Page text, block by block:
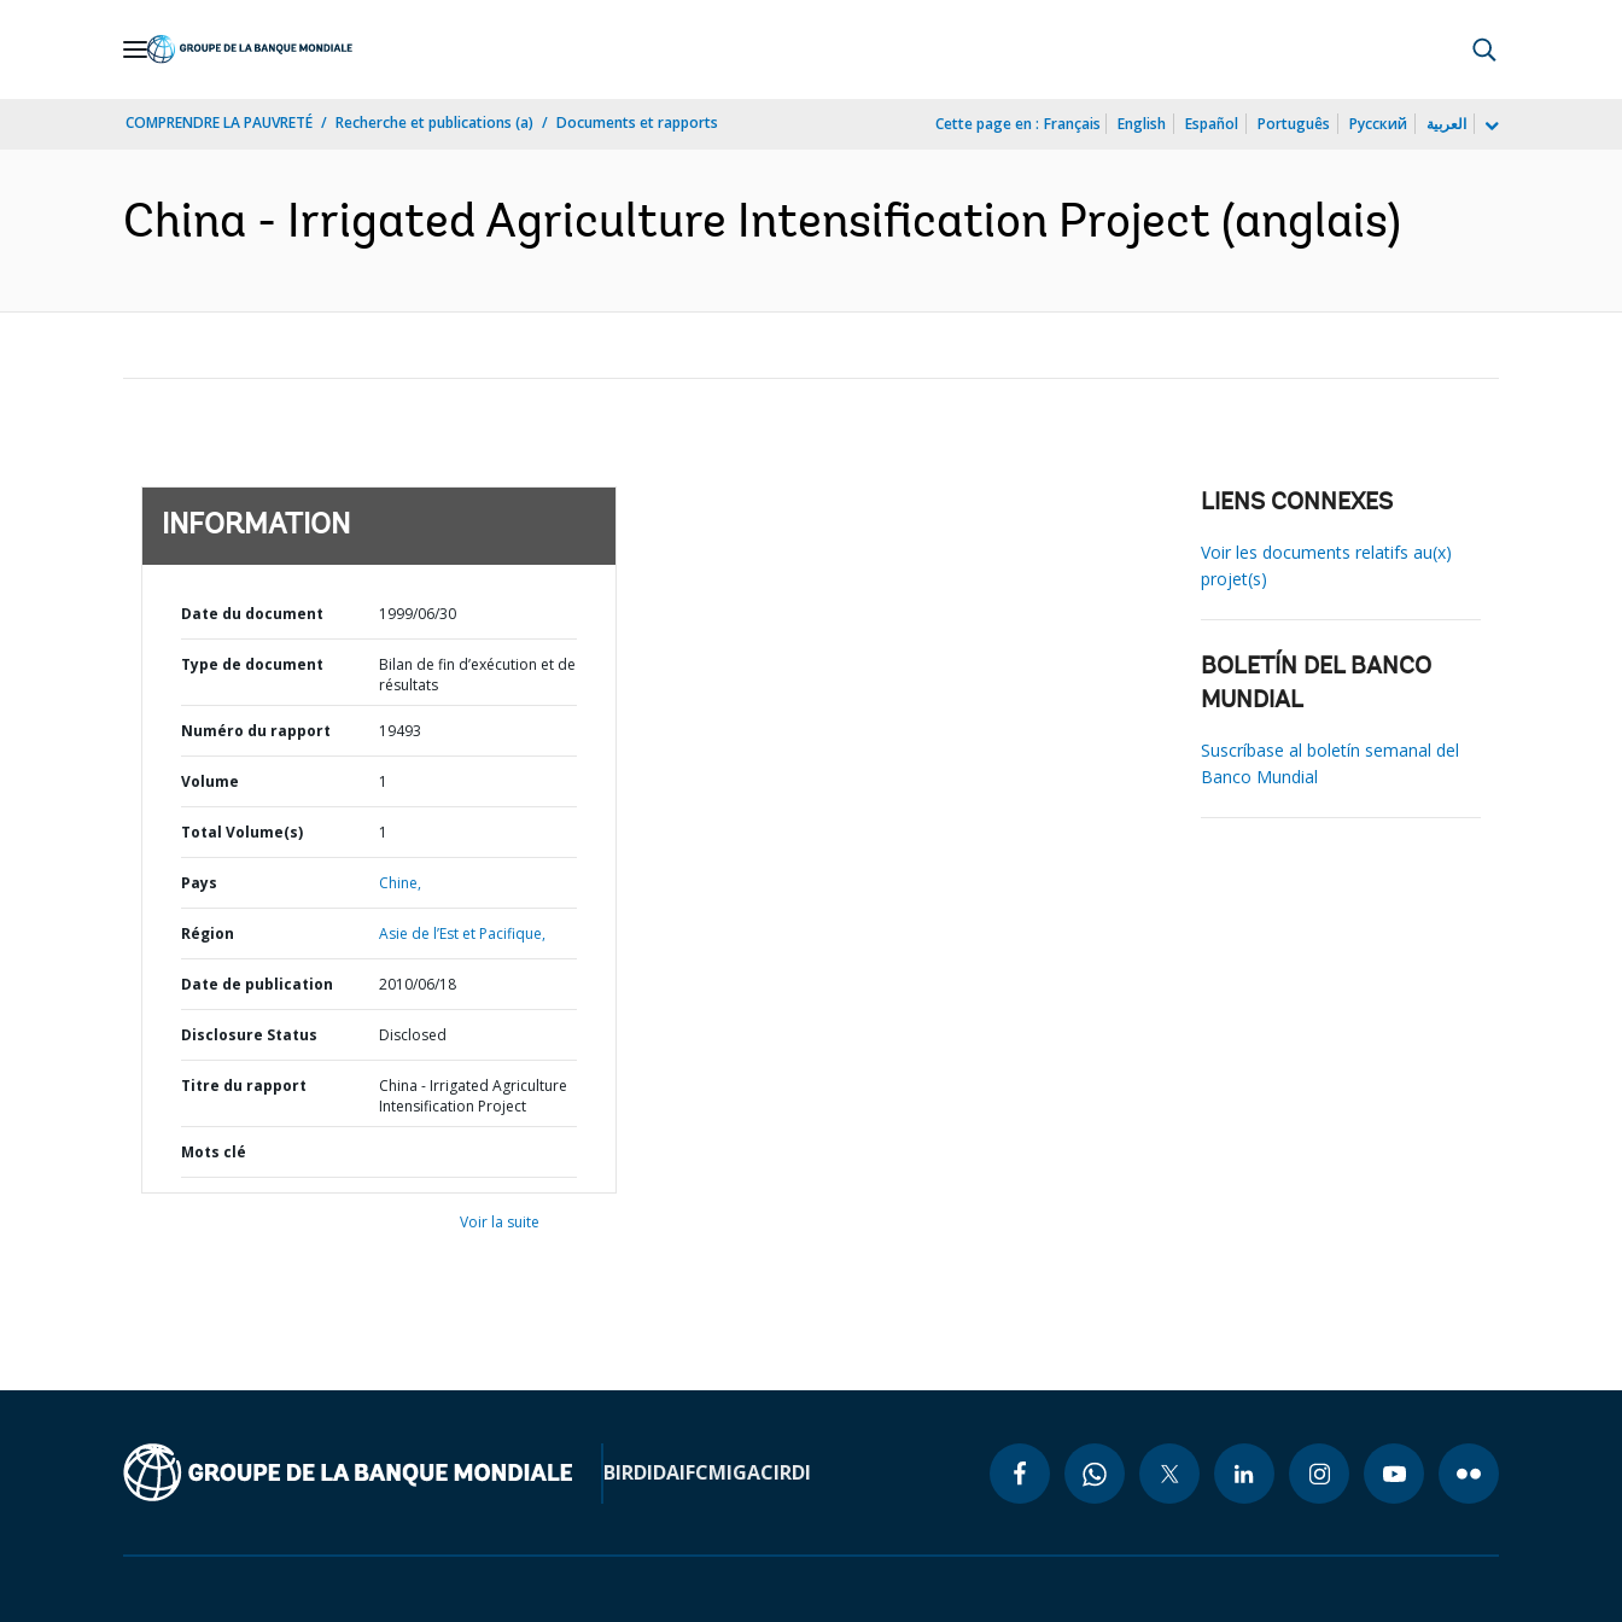
COMPRENDRE LA PAUVRETÉ Recherche et publications (a) Documents et rapports Cette page en : Français English Español Português Русский العربية
China - Irrigated Agriculture Intensification Project (anglais)
INFORMATION
Date du document 1999/06/30
Type de document
Bilan de fin d’exécution et de
résultats
Numéro du rapport 19493
Volume 1
Total Volume(s) 1
Pays Chine,
Région Asie de l’Est et Pacifique,
Date de publication 2010/06/18
Disclosure Status Disclosed
Titre du rapport
China - Irrigated Agriculture
Intensification Project
Mots clé
Voir la suite
LIENS CONNEXES
Voir les documents relatifs au(x)
projet(s)
BOLETÍN DEL BANCO
MUNDIAL
Suscríbase al boletín semanal del
Banco Mundial
BIRDIDAIFCMIGACIRDI